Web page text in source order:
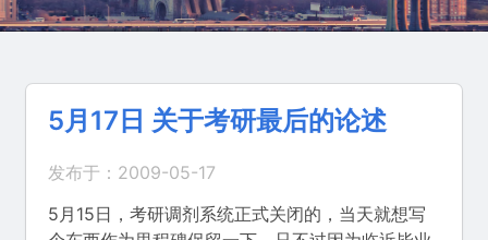
5月17日 关于考研最后的论述
发布于：2009-05-17
5月15日，考研调剂系统正式关闭的，当天就想写